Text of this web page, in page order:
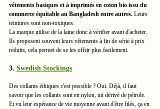
vêtements basiques et à imprimés en coton bio issu du
commerce équitable au Bangladesh entre autres. Leurs
teintures sont non-toxiques.
La marque utilise de la laine donc à vérifier avant d'acheter.
Ils proposent souvent leurs vêtements à fin de série à prix
réduits, cela permet de se les offrir plus facilement.
3. Swedish Stockings
Des collants éthiques c'est possible ? Oui. Déjà, il faut
savoir que les collants sont en nylon, un dérivé de pétrole.
Et vu leur espérance de vie moyenne avant d'être filés, ça en